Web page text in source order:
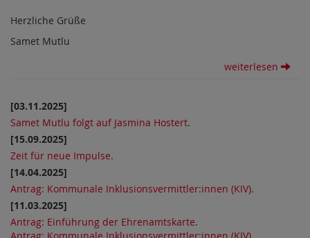
Herzliche Grüße
Samet Mutlu
weiterlesen
[03.11.2025]
Samet Mutlu folgt auf Jasmina Hostert.
[15.09.2025]
Zeit für neue Impulse.
[14.04.2025]
Antrag: Kommunale Inklusionsvermittler:innen (KIV).
[11.03.2025]
Antrag: Einführung der Ehrenamtskarte.